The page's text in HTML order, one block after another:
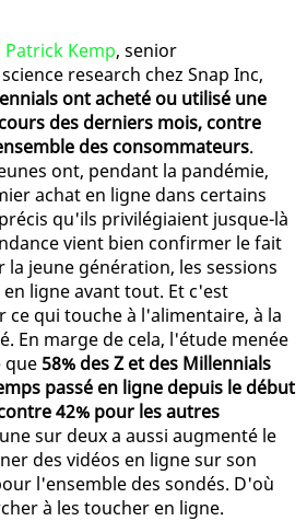
Patrick Kemp, senior
research chez Snap Inc,
ont acheté ou utilisé une
des derniers mois, contre
des consommateurs.
ont, pendant la pandémie,
achat en ligne dans certains
qu'ils privilégiaient jusque-là
vient bien confirmer le fait
la jeune génération, les sessions
ligne avant tout. Et c'est
qui touche à l'alimentaire, à la
En marge de cela, l'étude menée
que 58% des Z et des Millennials
passé en ligne depuis le début
42% pour les autres
sur deux a aussi augmenté le
des vidéos en ligne sur son
l'ensemble des sondés. D'où
à les toucher en ligne.